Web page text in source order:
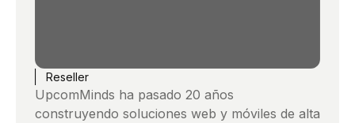
Reseller
UpcomMinds ha pasado 20 años
construyendo soluciones web y móviles de alta